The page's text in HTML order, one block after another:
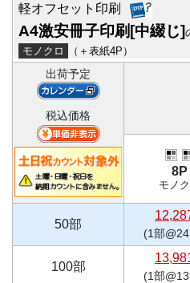
軽オフセット印刷
A4激安冊子印刷[中綴じ]
モノクロ
（＋表紙4P）
出荷予定
税込価格
8P
モノ
50部
(1部
100部
(1部